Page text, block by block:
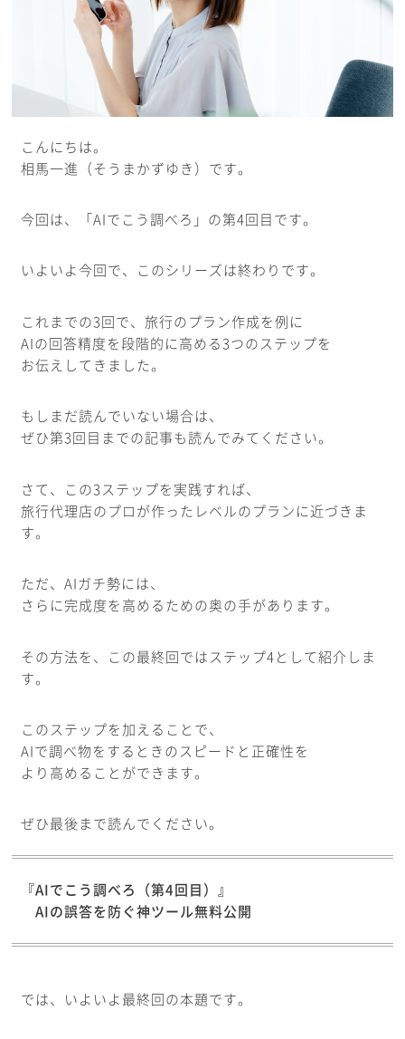
こんにちは。
相馬一進（そうまかずゆき）です。
今回は、「AIでこう調べろ」の第4回目です。
いよいよ今回で、このシリーズは終わりです。
これまでの3回で、旅行のプラン作成を例に
AIの回答精度を段階的に高める3つのステップを
お伝えしてきました。
もしまだ読んでいない場合は、
ぜひ第3回目までの記事も読んでみてください。
さて、この3ステップを実践すれば、
旅行代理店のプロが作ったレベルのプランに近づきま
す。
ただ、AIガチ勢には、
さらに完成度を高めるための奥の手があります。
その方法を、この最終回ではステップ4として紹介しま
す。
このステップを加えることで、
AIで調べ物をするときのスピードと正確性を
より高めることができます。
ぜひ最後まで読んでください。
『AIでこう調べろ（第4回目）』
AIの誤答を防ぐ神ツール無料公開
では、いよいよ最終回の本題です。